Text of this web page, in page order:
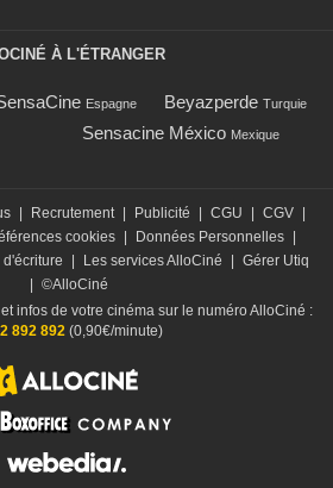
À L'ÉTRANGER
Espagne Beyazperde Turquie
Sensacine México Mexique
Recrutement Publicité CGU CGV
cookies Données Personnelles
Les services AlloCiné
Gérer Utiq
©AlloCiné
infos de votre cinéma sur le numéro AlloCiné :
892 892(0,90€/minute)